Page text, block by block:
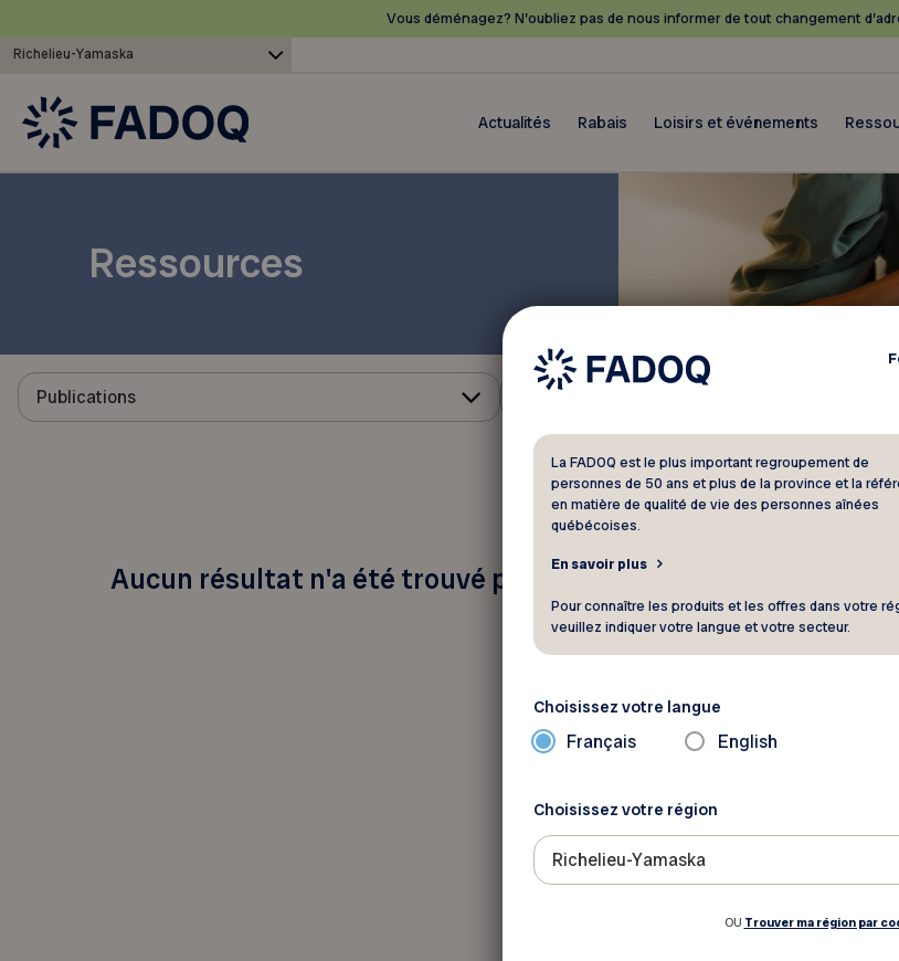
Vous déménagez? N’oubliez pas de nous informer de tout changement
Richelieu-Yamaska
Actualités Rabais Loisirs et événements
Ressources
Publications Toutes les catégories
Aucun résultat n'a été trouvé pour vos critères de
La FADOQ est le plus important regroupement de
personnes de 50 ans et plus de la province et la
en matière de qualité de vie des personnes aînées
québécoises.
En savoir plus
Pour connaître les produits et les offres dans votre
veuillez indiquer votre langue et votre secteur.
Choisissez votre langue
Français English
Choisissez votre région
Richelieu-Yamaska
OU Trouver ma région par